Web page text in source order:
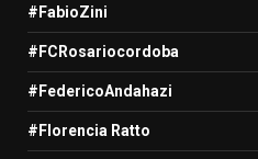
#FabioZini
#FCRosariocordoba
#FedericoAndahazi
#Florencia Ratto